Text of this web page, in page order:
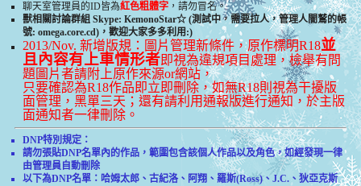
聊天室管理員的ID皆為紅色粗體字 ，請勿冒名。
獸相關討論群組 Skype: KemonoStar☆ (測試中，需要拉人，管理人闇鷲的帳
號: omega.core.cd)，歡迎大家多多利用:)
2013/Nov. 新增版規：圖片管理新條件，原作標明R18並
且內容有上車情形者即視為違規項目處理，檢舉有問
題圖片者請附上原作來源or網站，
只要確認為R18作品即立即刪除，如無R18則視為干擾版
面管理，黑單三天；還有請利用通報版進行通知，於主版
面通知者一律刪除。
DNP特別規定：
請勿張貼DNP名單內的作品，範圍包含該個人作品以及角色，如經發現一律
由管理員自動刪除
以下為DNP名單：哈姆太郎、古紀洛、阿翔、羅斯(Ross)、J.C.、狄亞克斯